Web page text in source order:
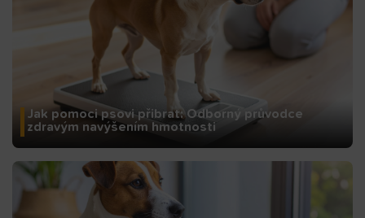
Jak pomoci psovi přibrat: Odborný průvodce
zdravým navýšením hmotnosti